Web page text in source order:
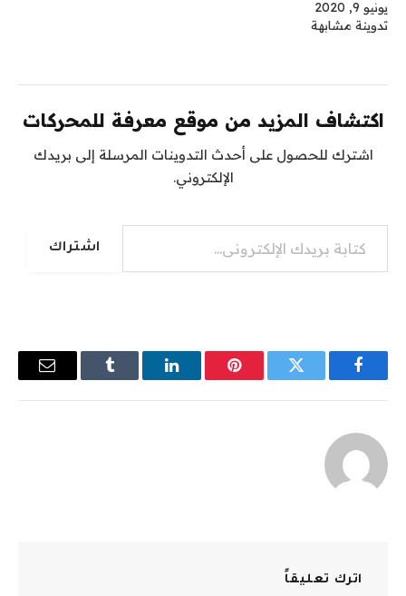
يونيو 9, 2020
تدوينة مشابهة
اكتشاف المزيد من موقع معرفة للمحركات
اشترك للحصول على أحدث التدوينات المرسلة إلى بريدك
الإلكتروني.
كتابة بريدك الإلكتروني...
اشتراك
فيسبوك تويتر بينتيريستلينكدإن Tumblr
البريد
اترك تعليقاً